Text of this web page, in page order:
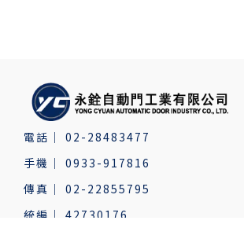
02-28483477
0933-917816
02-22855795
42730176